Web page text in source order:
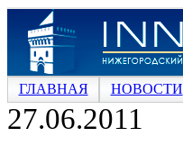
ГЛАВНАЯ НОВОСТИ
27.06.2011